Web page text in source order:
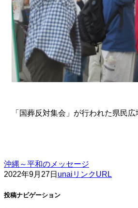
「国葬反対集会」が行われた県民
沖縄～平和のメッセージ
2022年9月27日 unai リンクURL
投稿ナビゲーション